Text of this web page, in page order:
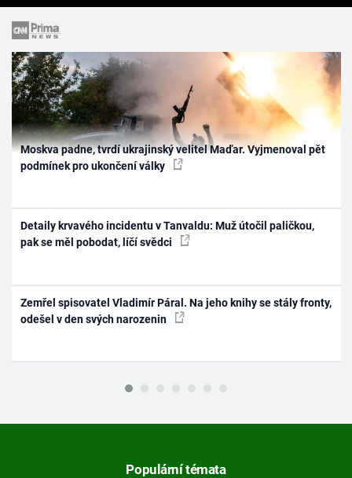
Moskva padne, tvrdí ukrajinský velitel Maďar. Vyjmenoval pět
podmínek pro ukončení války
Detaily krvavého incidentu v Tanvaldu: Muž útočil paličkou,
pak se měl pobodat, líčí svědci
Zemřel spisovatel Vladimír Páral. Na jeho knihy se stály fronty,
odešel v den svých narozenin
Populární témata